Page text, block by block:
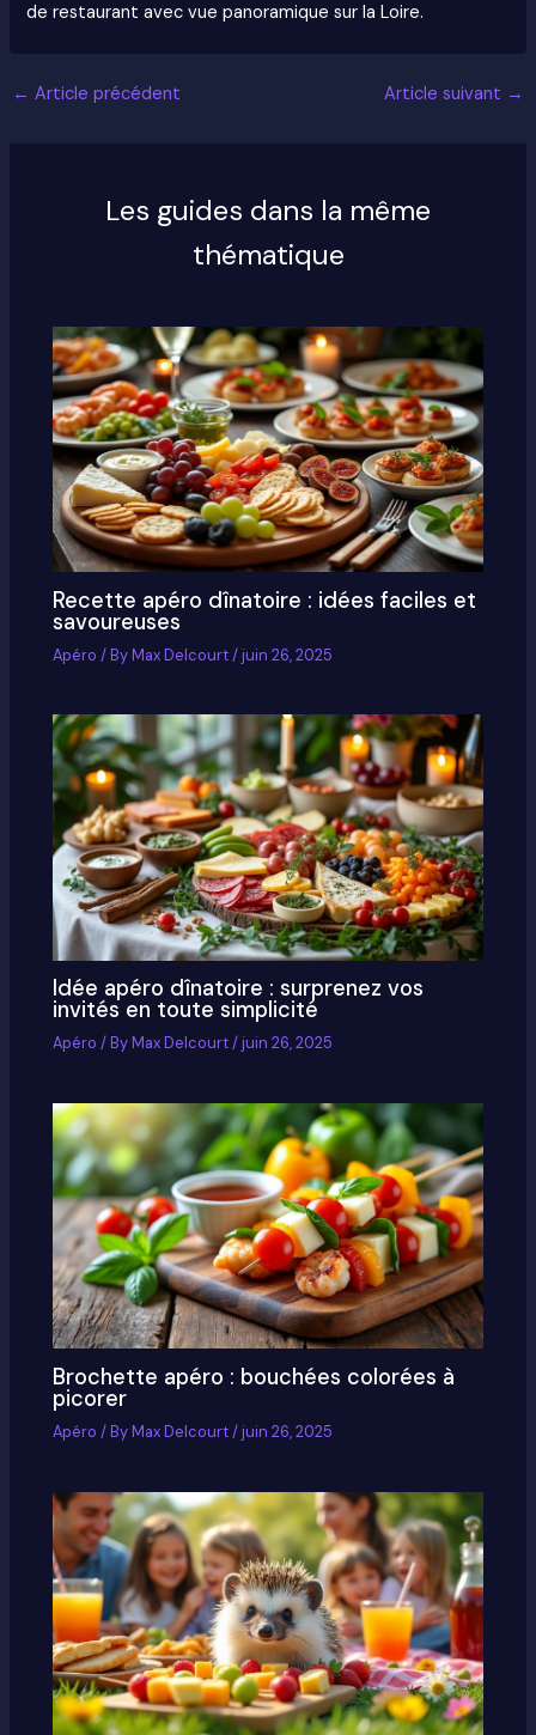
de restaurant avec vue panoramique sur la Loire.
← Article précédent Article suivant →
Les guides dans la même
thématique
Recette apéro dînatoire : idées faciles et
savoureuses
Apéro / ByMax Delcourt/juin 26, 2025
Idée apéro dînatoire : surprenez vos
invités en toute simplicité
Apéro / ByMax Delcourt/juin 26, 2025
Brochette apéro : bouchées colorées à
picorer
Apéro / ByMax Delcourt/juin 26, 2025